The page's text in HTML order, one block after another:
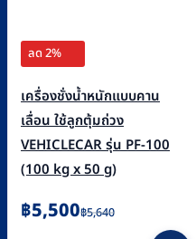
ลด 2%
เครื่องชั่งน้ำหนักแบบคาน
เลื่อน ใช้ลูกตุ้มถ่วง
VEHICLECAR รุ่น PF-100
(100 kg x 50 g)
฿5,640
Original
฿5,500
Current